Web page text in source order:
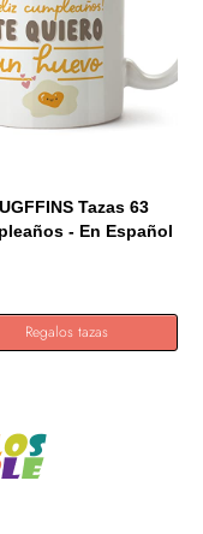
Tazas 63
- En Español
Regalos tazas